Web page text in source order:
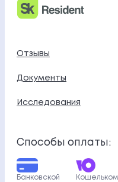
Отзывы
Документы
Исследования
Способы оплаты:
Банковской Кошельком